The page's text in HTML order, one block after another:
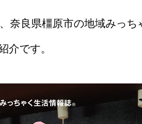
奈良県橿原市の地域みっち
介です。